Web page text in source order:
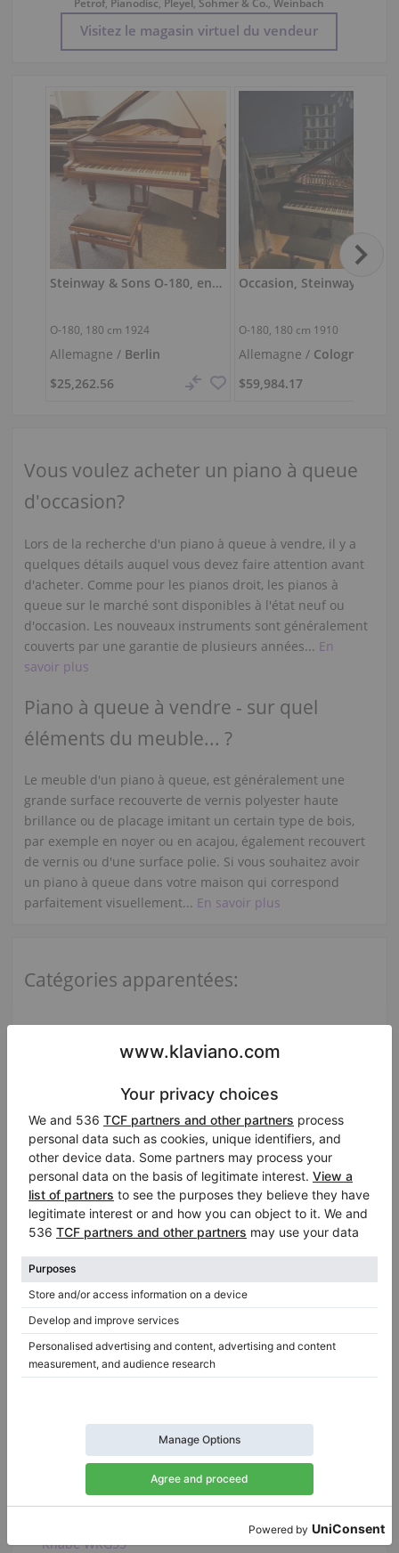
Petrof Pianodisc Pleyel Sohmer & Co. ,Weinbach
Visitez le magasin virtuel du vendeur
Steinway & Sons O-180, entièrement révisé au son plein
O-180, 180 cm 1924
Allemagne / Berlin
$25,262.56
O-180, 180 cm 1910
Allemagne / Cologne
$59,984.17
Vous voulez acheter un piano à queue
d'occasion?
Lors de la recherche d'un piano à queue à vendre, il y a
quelques détails auquel vous devez faire attention avant
d'acheter. Comme pour les pianos droit, les pianos à
queue sur le marché sont disponibles à l'état neuf ou
d'occasion. Les nouveaux instruments sont généralement
couverts par une garantie de plusieurs années... En
savoir plus
Piano à queue à vendre - sur quel
éléments du meuble... ?
Le meuble d'un piano à queue, est généralement une
grande surface recouverte de vernis polyester haute
brillance ou de placage imitant un certain type de bois,
par exemple en noyer ou en acajou, également recouvert
de vernis ou d'une surface polie. Si vous souhaitez avoir
un piano à queue dans votre maison qui correspond
parfaitement visuellement... En savoir plus
Catégories apparentées:
Tout voir W. Hoffmann
Baldwin M
C. Bechstein A 160 (B 160)
C. Bechstein K 155
Döll STUDIO 160
Boston GP-156
Hamilton H396
Essex EGP-155C
Feurich 161 Professional I
W. Hoffmann T 161
Knabe WKG53